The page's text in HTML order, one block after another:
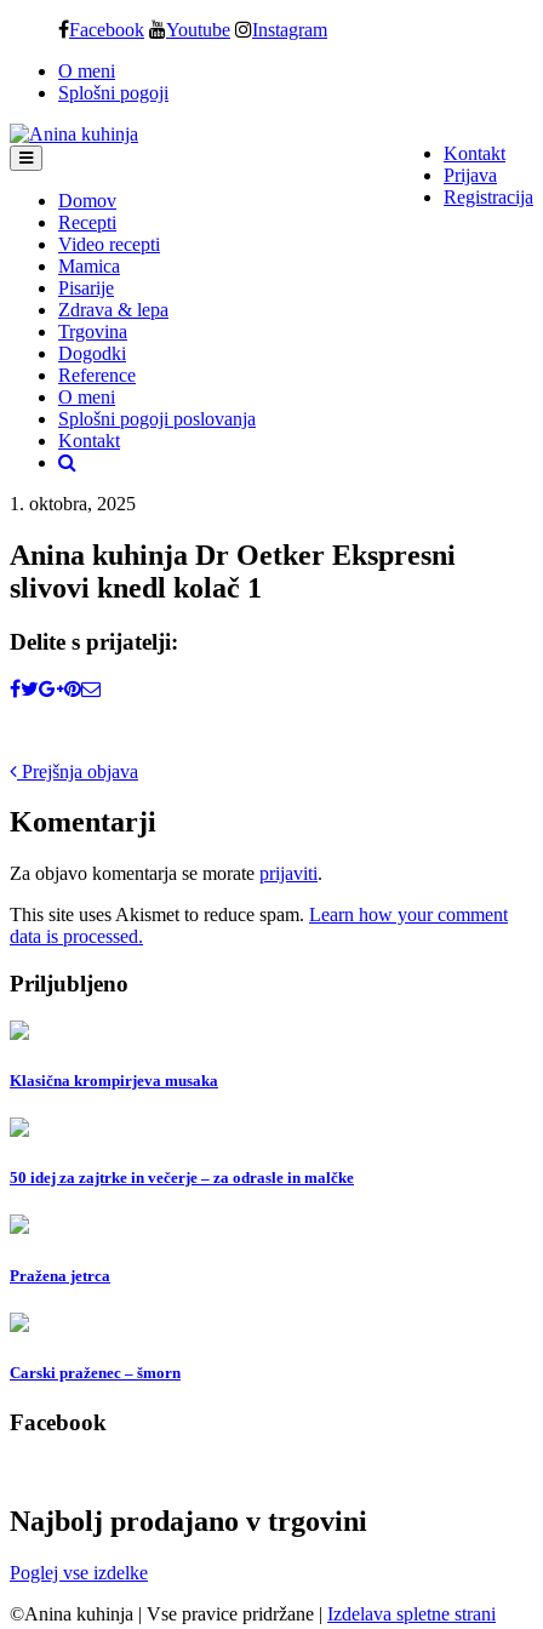
content
Facebook Youtube Instagram
O meni
Splošni pogoji
Kontakt
Prijava
Registracija
Domov
Recepti
Video recepti
Mamica
Pisarije
Zdrava & lepa
Trgovina
Dogodki
Reference
O meni
Splošni pogoji poslovanja
Kontakt
1. oktobra, 2025
Anina kuhinja Dr Oetker Ekspresni
slivovi knedl kolač 1
Delite s prijatelji:
Post
navigation
Prejšnja objava
Komentarji
Za objavo komentarja se morate prijaviti.
This site uses Akismet to reduce spam. Learn how your comment
data is processed.
Priljubljeno
Klasična krompirjeva musaka
50 idej za zajtrke in večerje – za odrasle in malčke
Pražena jetrca
Carski praženec – šmorn
Facebook
Najbolj prodajano v trgovini
Poglej vse izdelke
©Anina kuhinja | Vse pravice pridržane | Izdelava spletne strani